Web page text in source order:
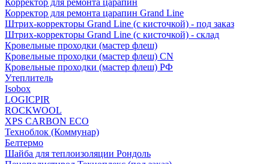
Корректор для ремонта царапин
Корректор для ремонта царапин Grand Line
Штрих-корректоры Grand Line (с кисточкой) - под заказ
Штрих-корректоры Grand Line (с кисточкой) - склад
Кровельные проходки (мастер флеш)
Кровельные проходки (мастер флеш) CN
Кровельные проходки (мастер флеш) РФ
Утеплитель
Isobox
LOGICPIR
ROCKWOOL
XPS CARBON ECO
Техноблок (Коммунар)
Белтермо
Шайба для теплоизоляции Рондоль